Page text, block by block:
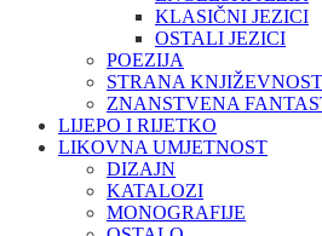
KLASIČNI JEZICI
OSTALI JEZICI
POEZIJA
STRANA KNJIŽEVNOST
ZNANSTVENA
LIJEPO I RIJETKO
LIKOVNA UMJETNOST
DIZAJN
KATALOZI
MONOGRAFIJE